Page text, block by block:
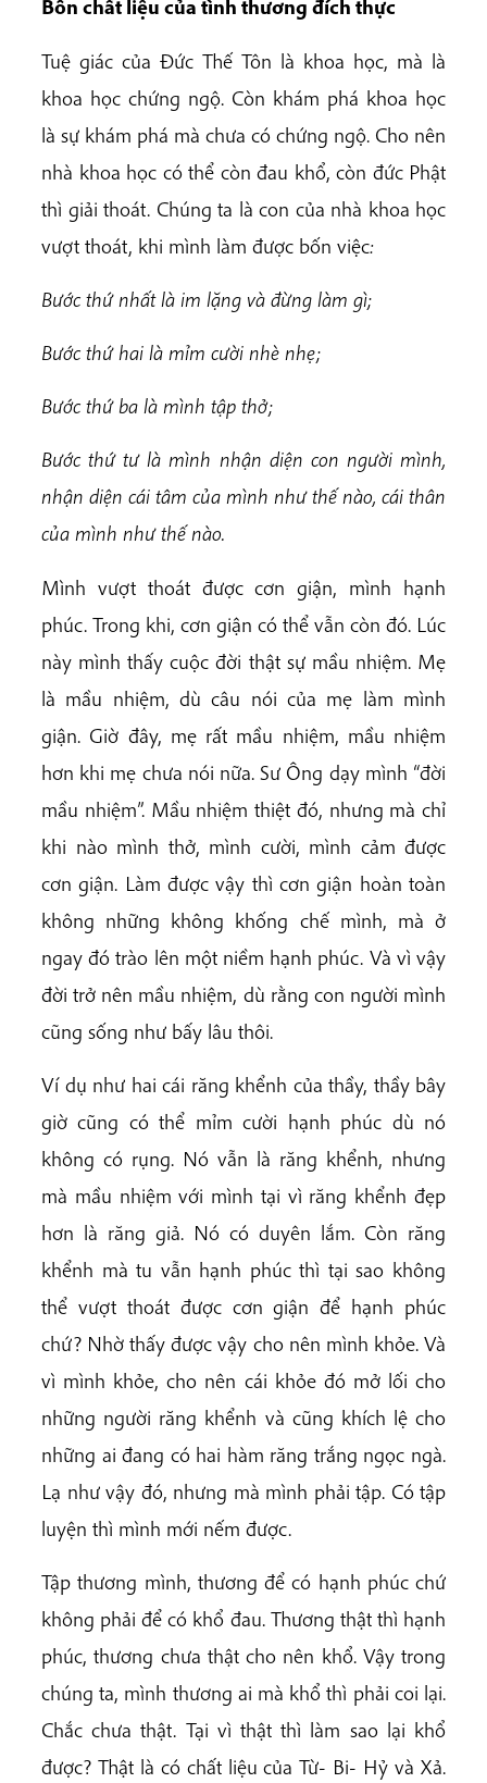
Bốn chất liệu của tình thương đích thực
Tuệ giác của Đức Thế Tôn là khoa học, mà là
khoa học chứng ngộ. Còn khám phá khoa học
là sự khám phá mà chưa có chứng ngộ. Cho nên
nhà khoa học có thể còn đau khổ, còn đức Phật
thì giải thoát. Chúng ta là con của nhà khoa học
vượt thoát, khi mình làm được bốn việc:
Bước thứ nhất là im lặng và đừng làm gì;
Bước thứ hai là mỉm cười nhè nhẹ;
Bước thứ ba là mình tập thở;
Bước thứ tư là mình nhận diện con người mình,
nhận diện cái tâm của mình như thế nào, cái thân
của mình như thế nào.
Mình vượt thoát được cơn giận, mình hạnh
phúc. Trong khi, cơn giận có thể vẫn còn đó. Lúc
này mình thấy cuộc đời thật sự mầu nhiệm. Mẹ
là mầu nhiệm, dù câu nói của mẹ làm mình
giận. Giờ đây, mẹ rất mầu nhiệm, mầu nhiệm
hơn khi mẹ chưa nói nữa. Sư Ông dạy mình “đời
mầu nhiệm”. Mầu nhiệm thiệt đó, nhưng mà chỉ
khi nào mình thở, mình cười, mình cảm được
cơn giận. Làm được vậy thì cơn giận hoàn toàn
không những không khống chế mình, mà ở
ngay đó trào lên một niềm hạnh phúc. Và vì vậy
đời trở nên mầu nhiệm, dù rằng con người mình
cũng sống như bấy lâu thôi.
Ví dụ như hai cái răng khểnh của thầy, thầy bây
giờ cũng có thể mỉm cười hạnh phúc dù nó
không có rụng. Nó vẫn là răng khểnh, nhưng
mà mầu nhiệm với mình tại vì răng khểnh đẹp
hơn là răng giả. Nó có duyên lắm. Còn răng
khểnh mà tu vẫn hạnh phúc thì tại sao không
thể vượt thoát được cơn giận để hạnh phúc
chứ? Nhờ thấy được vậy cho nên mình khỏe. Và
vì mình khỏe, cho nên cái khỏe đó mở lối cho
những người răng khểnh và cũng khích lệ cho
những ai đang có hai hàm răng trắng ngọc ngà.
Lạ như vậy đó, nhưng mà mình phải tập. Có tập
luyện thì mình mới nếm được.
Tập thương mình, thương để có hạnh phúc chứ
không phải để có khổ đau. Thương thật thì hạnh
phúc, thương chưa thật cho nên khổ. Vậy trong
chúng ta, mình thương ai mà khổ thì phải coi lại.
Chắc chưa thật. Tại vì thật thì làm sao lại khổ
được? Thật là có chất liệu của Từ- Bi- Hỷ và Xả.